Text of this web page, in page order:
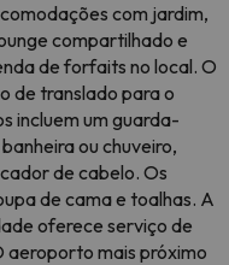
com jardim,
compartilhado e
de forfaits no local. O
de translado para o
incluem um guarda-
ou chuveiro,
de cabelo. Os
de cama e toalhas. A
oferece serviço de
aeroporto mais próximo